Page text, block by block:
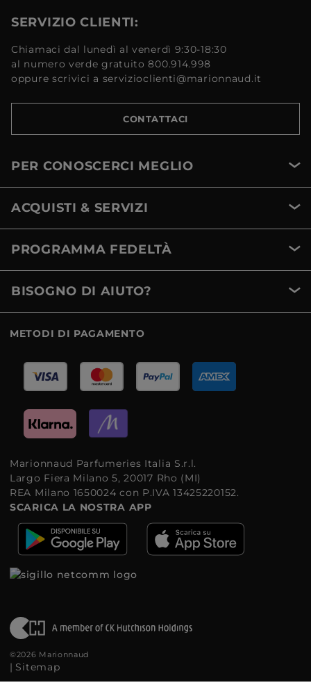
SERVIZIO CLIENTI:
Chiamaci dal lunedì al venerdì 9:30-18:30
al numero verde gratuito 800.914.998
oppure scrivici a servizioclienti@marionnaud.it
CONTATTACI
PER CONOSCERCI MEGLIO
ACQUISTI & SERVIZI
PROGRAMMA FEDELTÀ
BISOGNO DI AIUTO?
METODI DI PAGAMENTO
Marionnaud Parfumeries Italia S.r.l.
Largo Fiera Milano 5, 20017 Rho (MI)
REA Milano 1650024 con P.IVA 13425220152.
SCARICA LA NOSTRA APP
©2026 Marionnaud
| Sitemap